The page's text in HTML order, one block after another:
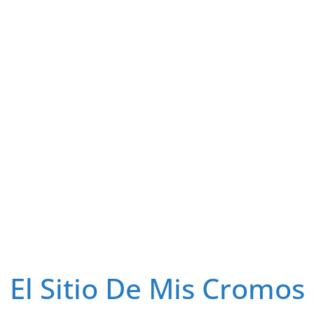
El Sitio De Mis Cromos